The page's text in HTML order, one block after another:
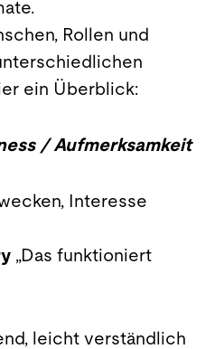
Rollen und
ein Überblick:
/ Aufmerksamkeit
Interesse
„Das funktioniert
leicht verständlich